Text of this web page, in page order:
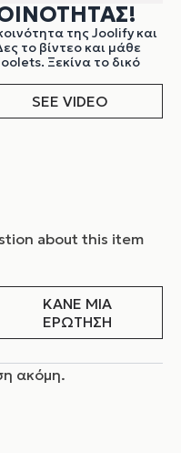
της Joolify και
το βίντεο και μάθε
Ξεκίνα το δικό
SEE VIDEO
about this item
ΚΑΝΕ ΜΙΑ
ΕΡΩΤΗΣΗ
ακόμη.